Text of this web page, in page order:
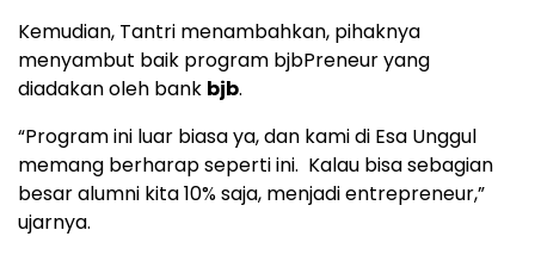
Kemudian, Tantri menambahkan, pihaknya
menyambut baik program bjbPreneur yang
diadakan oleh bank bjb.
“Program ini luar biasa ya, dan kami di Esa Unggul
memang berharap seperti ini. Kalau bisa sebagian
besar alumni kita 10% saja, menjadi entrepreneur,”
ujarnya.